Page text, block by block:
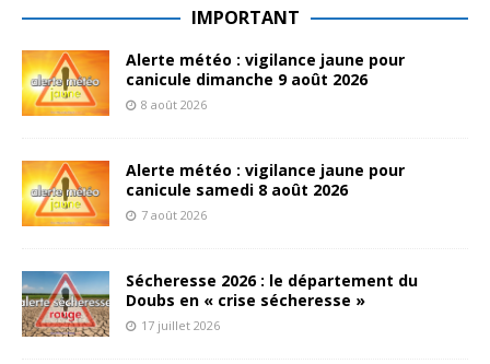
IMPORTANT
Alerte météo : vigilance jaune pour
canicule dimanche 9 août 2026
8 août 2026
Alerte météo : vigilance jaune pour
canicule samedi 8 août 2026
7 août 2026
Sécheresse 2026 : le département du
Doubs en « crise sécheresse »
17 juillet 2026